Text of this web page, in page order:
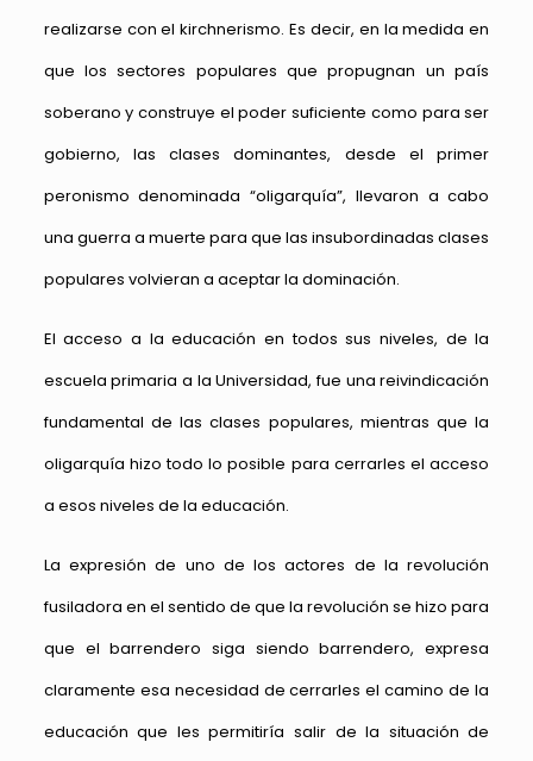
realizarse con el kirchnerismo. Es decir, en la medida en
que los sectores populares que propugnan un país
soberano y construye el poder suficiente como para ser
gobierno, las clases dominantes, desde el primer
peronismo denominada “oligarquía”, llevaron a cabo
una guerra a muerte para que las insubordinadas clases
populares volvieran a aceptar la dominación.
El acceso a la educación en todos sus niveles, de la
escuela primaria a la Universidad, fue una reivindicación
fundamental de las clases populares, mientras que la
oligarquía hizo todo lo posible para cerrarles el acceso
a esos niveles de la educación.
La expresión de uno de los actores de la revolución
fusiladora en el sentido de que la revolución se hizo para
que el barrendero siga siendo barrendero, expresa
claramente esa necesidad de cerrarles el camino de la
educación que les permitiría salir de la situación de